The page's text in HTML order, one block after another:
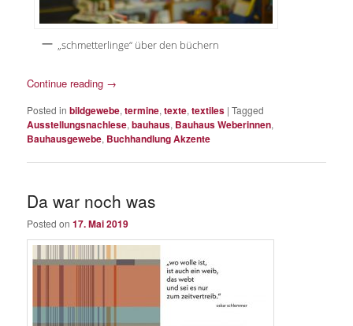
„schmetterlinge“ über den büchern
Continue reading →
Posted in bildgewebe,termine,texte,textiles |Tagged
Ausstellungsnachlese,bauhaus, Bauhaus Weberinnen,
Bauhausgewebe, Buchhandlung Akzente
Da war noch was
Posted on17. Mai 2019